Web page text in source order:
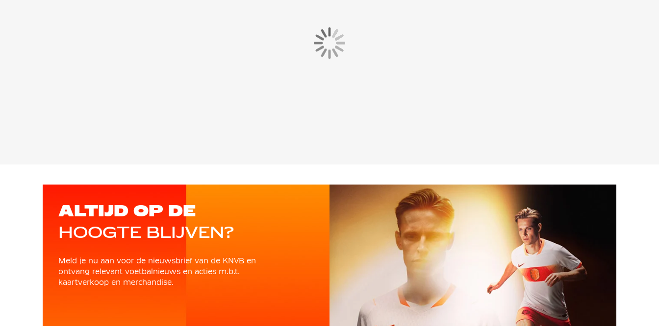
ALTIJD OP DE
HOOGTE BLIJVEN?
Meld je nu aan voor de nieuwsbrief van de KNVB en
ontvang relevant voetbalnieuws en acties m.b.t.
kaartverkoop en merchandise.